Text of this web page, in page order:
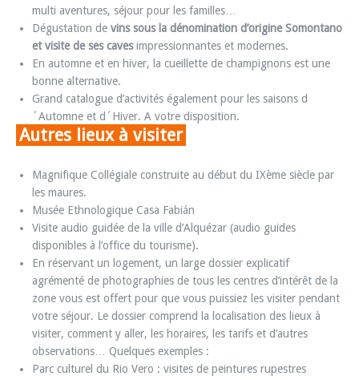
multi aventures, séjour pour les familles…
Dégustation de vins sous la dénomination d’origine Somontano
et visite de ses cavesimpressionnantes et modernes.
En automne et en hiver, la cueillette de champignons est une
bonne alternative.
Grand catalogue d’activités également pour les saisons d
´Automne et d´Hiver. A votre disposition.
Autres lieux à visiter
Magnifique Collégiale construite au début du IXème siècle par
les maures.
Musée Ethnologique Casa Fabián
Visite audio guidée de la ville d’Alquézar (audio guides
disponibles à l’office du tourisme).
En réservant un logement, un large dossier explicatif
agrémenté de photographies de tous les centres d’intérêt de la
zone vous est offert pour que vous puissiez les visiter pendant
votre séjour. Le dossier comprend la localisation des lieux à
visiter, comment y aller, les horaires, les tarifs et d’autres
observations… Quelques exemples :
Parc culturel du Rio Vero : visites de peintures rupestres